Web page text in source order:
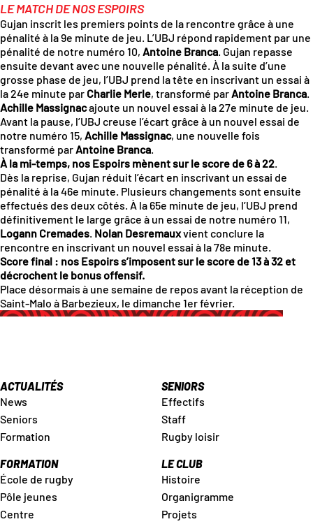
LE MATCH DE NOS ESPOIRS
Gujan inscrit les premiers points de la rencontre grâce à une
pénalité à la 9e minute de jeu. L’UBJ répond rapidement par une
pénalité de notre numéro 10, Antoine Branca. Gujan repasse
ensuite devant avec une nouvelle pénalité. À la suite d’une
grosse phase de jeu, l’UBJ prend la tête en inscrivant un essai à
la 24e minute par Charlie Merle, transformé parAntoine Branca.
Achille Massignacajoute un nouvel essai à la 27e minute de jeu.
Avant la pause, l’UBJ creuse l’écart grâce à un nouvel essai de
notre numéro 15, Achille Massignac, une nouvelle fois
transformé parAntoine Branca.
À la mi-temps, nos Espoirs mènent sur le score de 6 à 22.
Dès la reprise, Gujan réduit l’écart en inscrivant un essai de
pénalité à la 46e minute. Plusieurs changements sont ensuite
effectués des deux côtés. À la 65e minute de jeu, l’UBJ prend
définitivement le large grâce à un essai de notre numéro 11,
Logann Cremades. Nolan Desremauxvient conclure la
rencontre en inscrivant un nouvel essai à la 78e minute.
Score final : nos Espoirs s’imposent sur le score de 13 à 32 et
décrochent le bonus offensif.
Place désormais à une semaine de repos avant la réception de
Saint-Malo à Barbezieux, le dimanche 1er février.
ACTUALITÉS
News
Seniors
Formation
SENIORS
Effectifs
Staff
Rugby loisir
FORMATION
École de rugby
Pôle jeunes
Centre
LE CLUB
Histoire
Organigramme
Projets